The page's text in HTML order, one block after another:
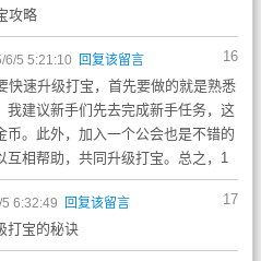
攻略
16
6/5 5:21:10 回复该留言
快速升级打宝，首先要做的就是熟悉
我建议新手们先去完成新手任务，这
币。此外，加入一个公会也是不错的
互相帮助，共同升级打宝。总之，1
17
6:32:49 回复该留言
打宝的秘诀